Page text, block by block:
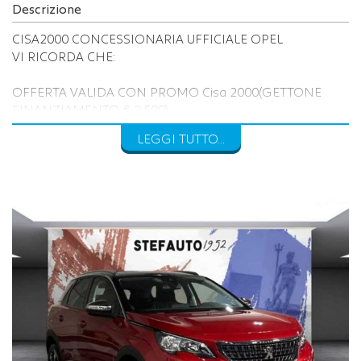
Descrizione
CISA2000 CONCESSIONARIA UFFICIALE OPEL
VI RICORDA CHE:
OFFERTA VALIDA CON PROMO Cisa 2000(GETTONE
FINANZIAMENTO € 2.500)
PREZZO ESCLUSO DI PASSAGGIO DI PROPRIETA’ E
- UN RECAPITO TELEFONICO
- LOCALITA' DI RESIDENZA
- IN CASO DI AUTO DA PERMUTARE o ROTTAMARE
INDICARE:
(MODELLO, ANNO DI IMMATRICOLAZIONE, KM)
Per info su questa vettura contattare
LEGGI TUTTO...